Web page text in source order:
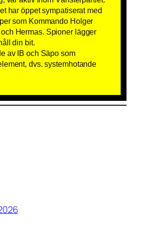
har öppet sympatiserat med
som Kommando Holger
Hermas. Spioner lägger
din bit.
av IB och Säpo som
dvs. systemhotande